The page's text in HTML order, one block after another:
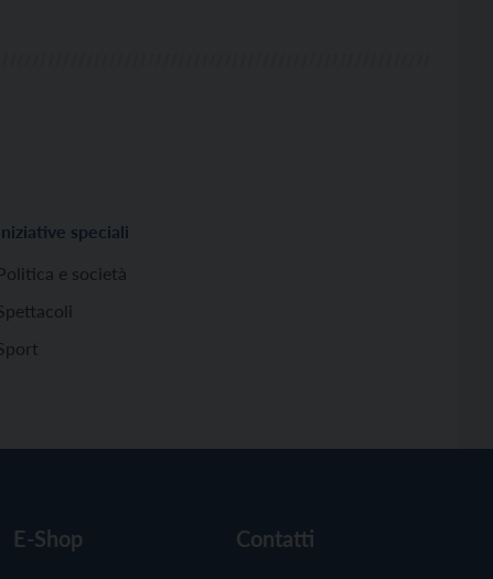
speciali
e società
E-Shop Contatti